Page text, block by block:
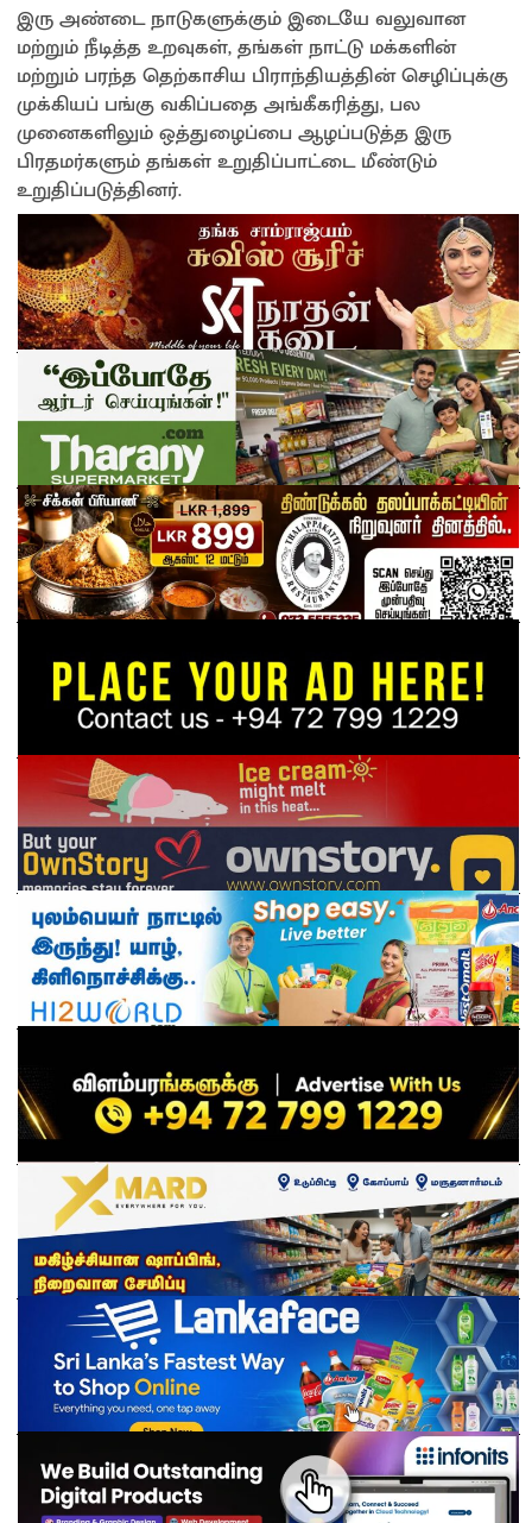
இரு அண்டை நாடுகளுக்கும் இடையே வலுவான
மற்றும் நீடித்த உறவுகள், தங்கள் நாட்டு மக்களின்
மற்றும் பரந்த தெற்காசிய பிராந்தியத்தின் செழிப்புக்கு
முக்கியப் பங்கு வகிப்பதை அங்கீகரித்து, பல
முனைகளிலும் ஒத்துழைப்பை ஆழப்படுத்த இரு
பிரதமர்களும் தங்கள் உறுதிப்பாட்டை மீண்டும்
உறுதிப்படுத்தினர்.